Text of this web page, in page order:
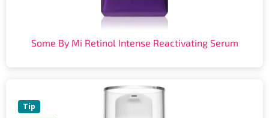
Some By Mi Retinol Intense Reactivating Serum
Tip